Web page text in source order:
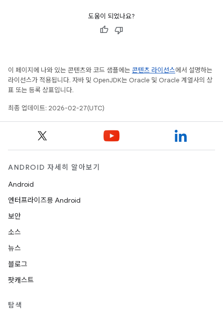
도움이 되었나요?
이 페이지에 나와 있는 콘텐츠와 코드 샘플에는 콘텐츠 라이선스에서 설명하는
라이선스가 적용됩니다. 자바 및 OpenJDK는 Oracle 및 Oracle 계열사의 상
표 또는 등록 상표입니다.
최종 업데이트: 2026-02-27(UTC)
ANDROID 자세히 알아보기
Android
엔터프라이즈용 Android
보안
소스
뉴스
블로그
팟캐스트
탐색